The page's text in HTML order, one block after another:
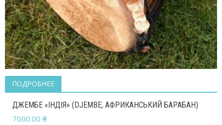
ПОДРОБНЕЕ
ДЖЕМБЕ «ІНДІЯ» (DJEMBE, АФРИКАНСЬКИЙ БАРАБАН)
7000.00 ₴